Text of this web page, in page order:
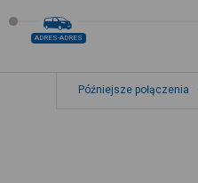
ADRES-ADRES
Późniejsze połączenia